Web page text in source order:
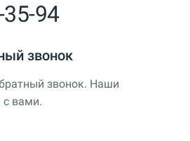
94
звонок
звонок. Наши
с вами.